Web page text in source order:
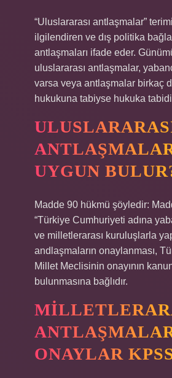
“Uluslararası antlaşmalar”
ilgilendiren ve dış politika
antlaşmaları ifade eder.
uluslararası antlaşmalar,
varsa veya antlaşmalar birkaç
hukukuna tabiyse hukuka
UYGUN
Madde 90 hükmü şöyledir:
“Türkiye Cumhuriyeti adına
ve milletlerarası kuruluşlarla
andlaşmaların onaylanması,
Millet Meclisinin onayının
bulunmasına bağlıdır.
ONAYLAR